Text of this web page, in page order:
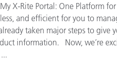
X-Rite Portal: One Platform
and efficient for you to
taken major steps to give
information. Now, we’re